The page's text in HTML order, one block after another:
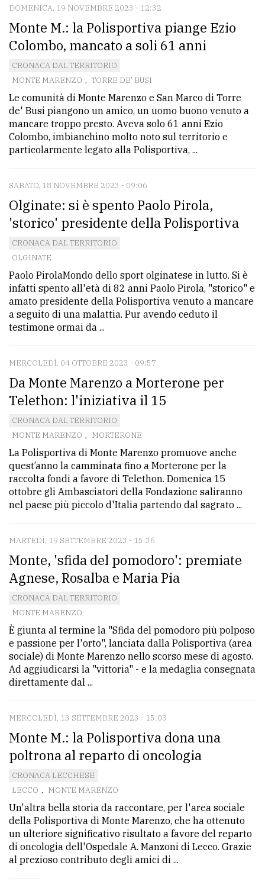
DOMENICA, 19 NOVEMBRE 2023 - 12:32
Monte M.: la Polisportiva piange Ezio
Colombo, mancato a soli 61 anni
CRONACA DAL TERRITORIO
MONTE MARENZO , TORRE DE' BUSI
Le comunità di Monte Marenzo e San Marco di Torre
de' Busi piangono un amico, un uomo buono venuto a
mancare troppo presto. Aveva solo 61 anni Ezio
Colombo, imbianchino molto noto sul territorio e
particolarmente legato alla Polisportiva, ...
SABATO, 18 NOVEMBRE 2023 - 09:06
Olginate: si è spento Paolo Pirola,
'storico' presidente della Polisportiva
CRONACA DAL TERRITORIO
OLGINATE
Paolo PirolaMondo dello sport olginatese in lutto. Si è
infatti spento all'età di 82 anni Paolo Pirola, "storico" e
amato presidente della Polisportiva venuto a mancare
a seguito di una malattia. Pur avendo ceduto il
testimone ormai da ...
MERCOLEDÌ, 04 OTTOBRE 2023 - 09:57
Da Monte Marenzo a Morterone per
Telethon: l'iniziativa il 15
CRONACA DAL TERRITORIO
MONTE MARENZO , MORTERONE
La Polisportiva di Monte Marenzo promuove anche
quest’anno la camminata fino a Morterone per la
raccolta fondi a favore di Telethon. Domenica 15
ottobre gli Ambasciatori della Fondazione saliranno
nel paese più piccolo d'Italia partendo dal sagrato ...
MARTEDÌ, 19 SETTEMBRE 2023 - 15:36
Monte, 'sfida del pomodoro': premiate
Agnese, Rosalba e Maria Pia
CRONACA DAL TERRITORIO
MONTE MARENZO
È giunta al termine la "Sfida del pomodoro più polposo
e passione per l'orto", lanciata dalla Polisportiva (area
sociale) di Monte Marenzo nello scorso mese di agosto.
Ad aggiudicarsi la "vittoria" - e la medaglia consegnata
direttamente dal ...
MERCOLEDÌ, 13 SETTEMBRE 2023 - 15:03
Monte M.: la Polisportiva dona una
poltrona al reparto di oncologia
CRONACA LECCHESE
LECCO , MONTE MARENZO
Un'altra bella storia da raccontare, per l'area sociale
della Polisportiva di Monte Marenzo, che ha ottenuto
un ulteriore significativo risultato a favore del reparto
di oncologia dell'Ospedale A. Manzoni di Lecco. Grazie
al prezioso contributo degli amici di ...